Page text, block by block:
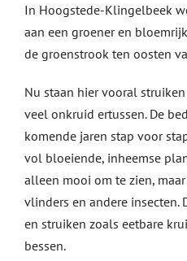
In Hoogstede-Klingelbeek
aan een groener en
de groenstrook ten oosten
Nu staan hier vooral
veel onkruid ertussen. De
komende jaren stap voor
vol bloeiende, inheemse
alleen mooi om te zien,
vlinders en andere insecten.
en struiken zoals eetbare
bessen.